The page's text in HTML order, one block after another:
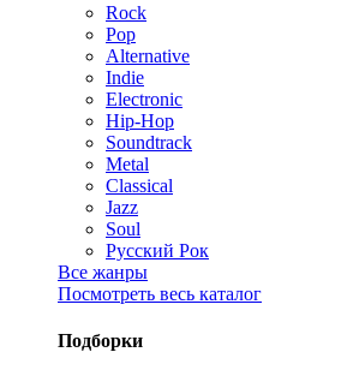
Rock
Pop
Alternative
Indie
Electronic
Hip-Hop
Soundtrack
Metal
Classical
Jazz
Soul
Русский Рок
Все жанры
Посмотреть весь каталог
Подборки